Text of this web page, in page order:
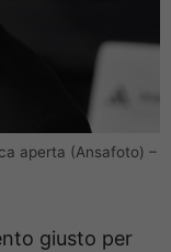
aperta (Ansafoto) –
giusto per